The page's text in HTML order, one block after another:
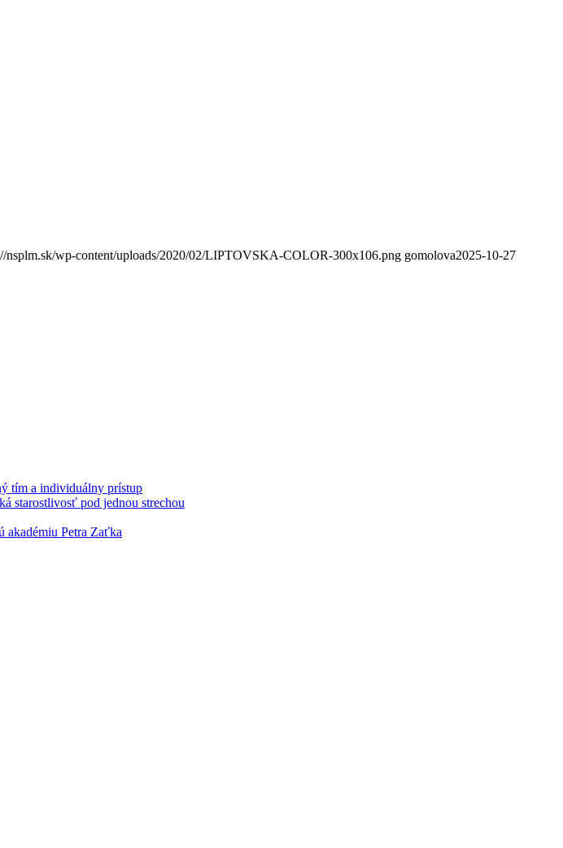
nsplm.sk/wp-content/uploads/2020/02/LIPTOVSKA-COLOR-300x106.png gomolova2025-10-27
tím a individuálny prístup
starostlivosť pod jednou strechou
akadémiu Petra Zaťka